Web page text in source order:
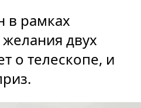
в рамках
двух
о телескопе, и